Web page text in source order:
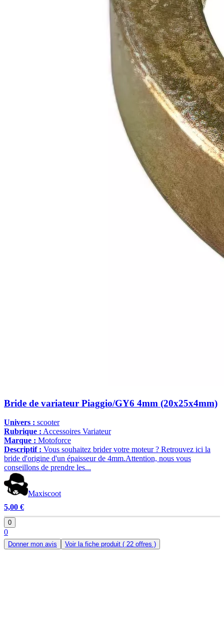
Bride de variateur Piaggio/GY6 4mm (20x25x4mm)
Univers : scooter
Rubrique : Accessoires Variateur
Marque : Motoforce
Descriptif : Vous souhaitez brider votre moteur ? Retrouvez ici la
bride d'origine d'un épaisseur de 4mm.Attention, nous vous
conseillons de prendre les...
Maxiscoot
5,00 €
0
0
Donner mon avis Voir la fiche produit ( 22 offres )